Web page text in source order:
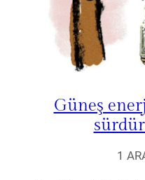
Güneş
1